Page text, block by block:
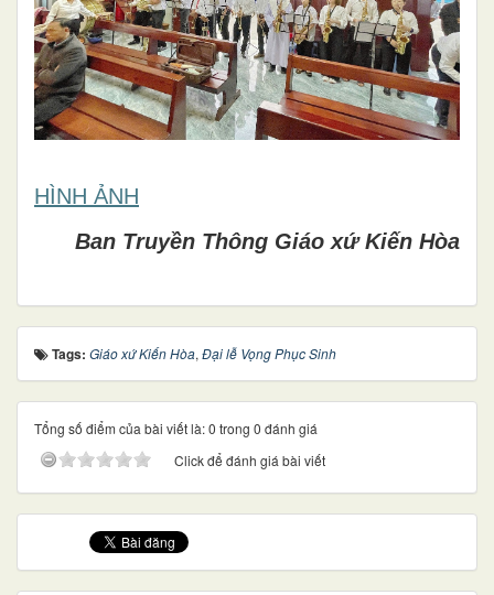
HÌNH ẢNH
Ban Truyền Thông Giáo xứ Kiến Hòa
Tags: Giáo xứ Kiến Hòa, Đại lễ Vọng Phục Sinh
Tổng số điểm của bài viết là: 0 trong 0 đánh giá
Click để đánh giá bài viết